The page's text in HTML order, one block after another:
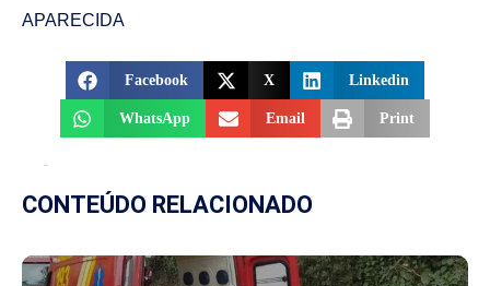
APARECIDA
Facebook X Linkedin
WhatsApp Email Print
CONTEÚDO RELACIONADO